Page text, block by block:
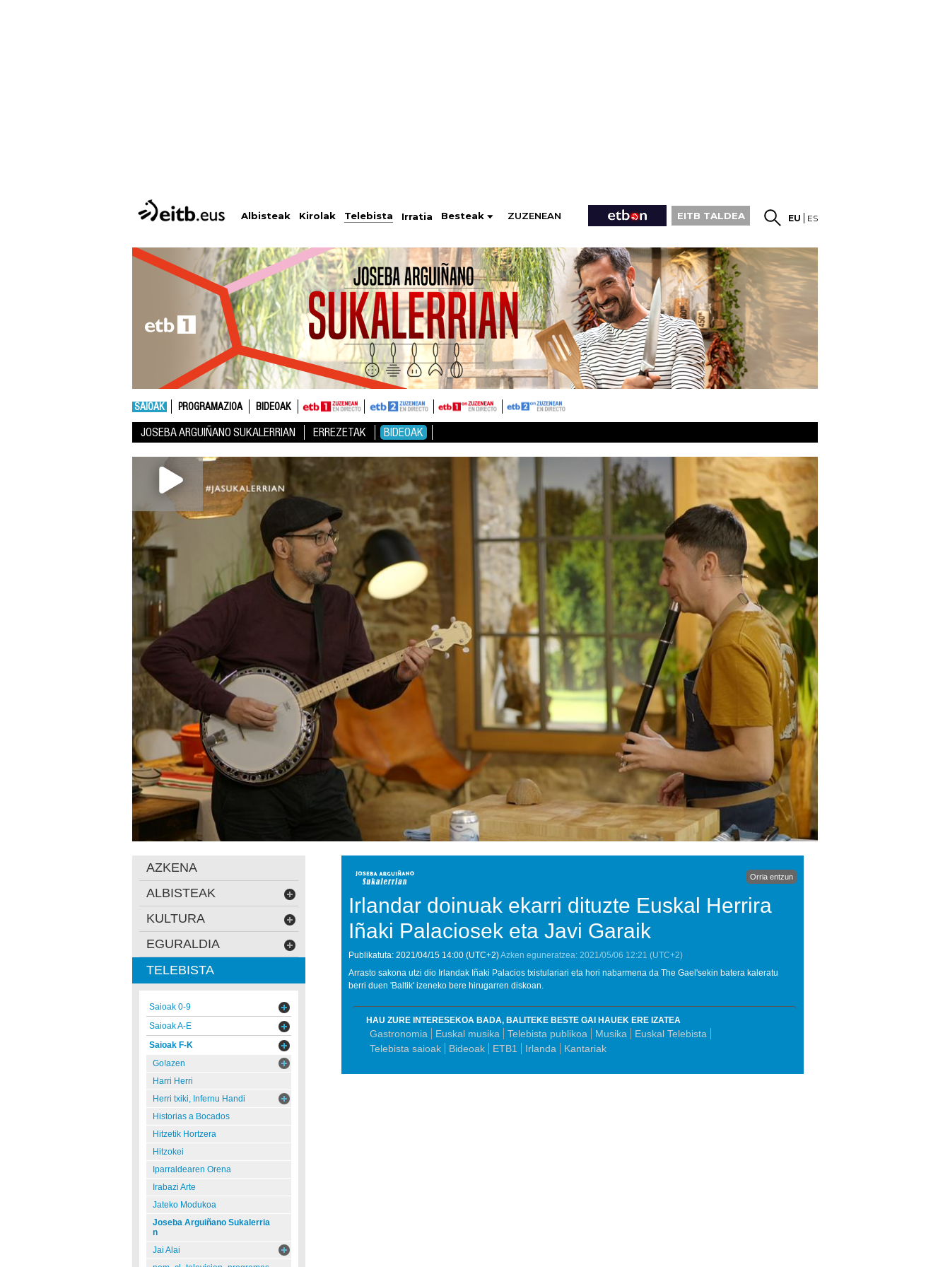
Albisteak Kirolak Telebista Irratia Besteak ZUZENEAN EITB TALDEA EU ES
SAIOAK PROGRAMAZIOA BIDEOAK
JOSEBA ARGUIÑANO SUKALERRIAN ERREZETAK BIDEOAK
Orria entzun
Irlandar doinuak ekarri dituzte Euskal Herrira
Iñaki Palaciosek eta Javi Garaik
Publikatuta: 2021/04/15 14:00 (UTC+2)Azken eguneratzea: 2021/05/06 12:21 (UTC+2)
Arrasto sakona utzi dio Irlandak Iñaki Palacios txistulariari eta hori nabarmena da The Gael'sekin batera kaleratu
berri duen 'Baltik' izeneko bere hirugarren diskoan.
HAU ZURE INTERESEKOA BADA, BALITEKE BESTE GAI HAUEK ERE IZATEA
Gastronomia Euskal musika Telebista publikoa Musika
Euskal Telebista
Telebista saioak
Bideoak ETB1 Irlanda Kantariak
AZKENA
ALBISTEAK
KULTURA
EGURALDIA
TELEBISTA
Saioak 0-9
Saioak A-E
Saioak F-K
Go!azen
Harri Herri
Herri txiki, Infernu Handi
Historias a Bocados
Hitzetik Hortzera
Hitzokei
Iparraldearen Orena
Irabazi Arte
Jateko Modukoa
Joseba Arguiñano Sukalerria
n
Jai Alai